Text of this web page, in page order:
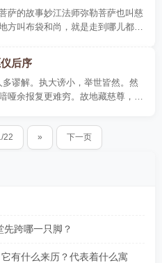
萨的故事妙江法师弥勒菩萨也叫慈
方叫布袋和尚，就是走到哪儿都笑
后序
谬解。执大谤小，举世皆然。然
哑余报复更难穷。故地藏慈尊，大
22 » 下一页
跨哪一只脚？
有什么来历？代表着什么寓